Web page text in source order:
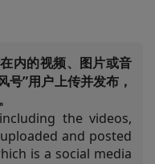
内的视频、图片或音
号”用户上传并发布，
the videos,
and posted
is a social media